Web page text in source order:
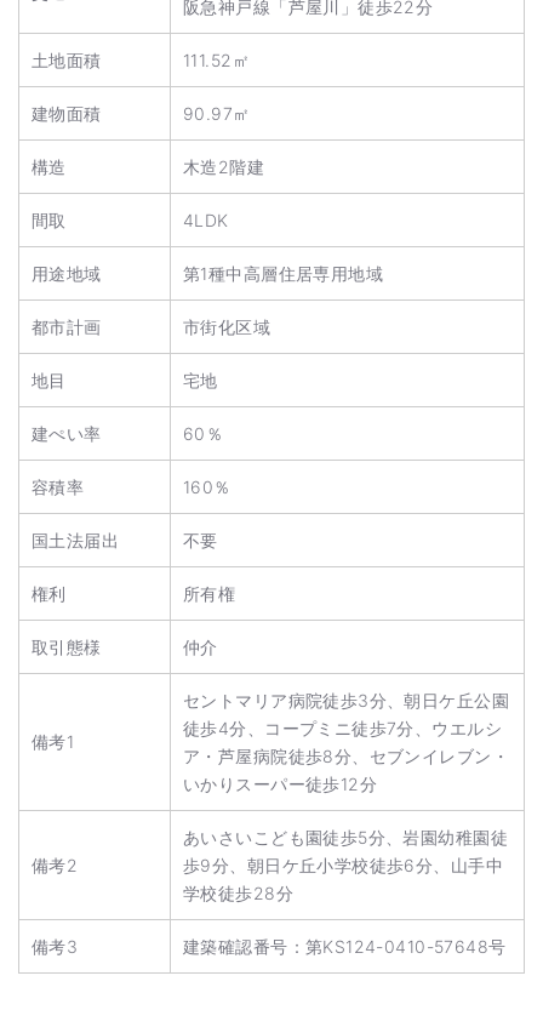
阪急神戸線「芦屋川」徒歩22分
土地面積 111.52㎡
建物面積 90.97㎡
構造 木造2階建
間取 4LDK
用途地域 第1種中高層住居専用地域
都市計画 市街化区域
地目 宅地
建ぺい率 60％
容積率 160％
国土法届出 不要
権利 所有権
取引態様 仲介
備考1
セントマリア病院徒歩3分、朝日ケ丘公園
徒歩4分、コープミニ徒歩7分、ウエルシ
ア・芦屋病院徒歩8分、セブンイレブン・
いかりスーパー徒歩12分
備考2
あいさいこども園徒歩5分、岩園幼稚園徒
歩9分、朝日ケ丘小学校徒歩6分、山手中
学校徒歩28分
備考3 建築確認番号：第KS124-0410-57648号